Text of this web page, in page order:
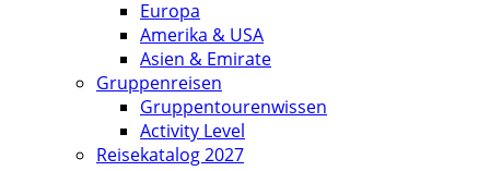
Europa
Amerika & USA
Asien & Emirate
Gruppenreisen
Gruppentourenwissen
Activity Level
Reisekatalog 2027